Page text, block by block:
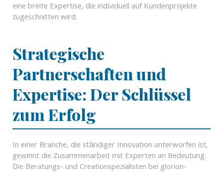
eine breite Expertise, die individuell auf Kundenprojekte
zugeschnitten wird.
Strategische
Partnerschaften und
Expertise: Der Schlüssel
zum Erfolg
In einer Branche, die ständiger Innovation unterworfen ist,
gewinnt die Zusammenarbeit mit Experten an Bedeutung.
Die Beratungs- und Creationspezialisten bei glorion-